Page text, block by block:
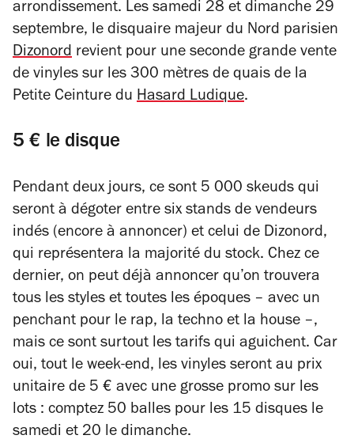
arrondissement. Les samedi 28 et dimanche 29
septembre, le disquaire majeur du Nord parisien
Dizonord revient pour une seconde grande vente
de vinyles sur les 300 mètres de quais de la
Petite Ceinture du Hasard Ludique.
5 € le disque
Pendant deux jours, ce sont 5 000 skeuds qui
seront à dégoter entre six stands de vendeurs
indés (encore à annoncer) et celui de Dizonord,
qui représentera la majorité du stock. Chez ce
dernier, on peut déjà annoncer qu’on trouvera
tous les styles et toutes les époques – avec un
penchant pour le rap, la techno et la house –,
mais ce sont surtout les tarifs qui aguichent. Car
oui, tout le week-end, les vinyles seront au prix
unitaire de 5 € avec une grosse promo sur les
lots : comptez 50 balles pour les 15 disques le
samedi et 20 le dimanche.